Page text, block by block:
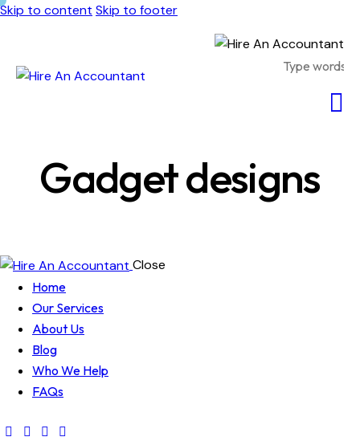
Skip to content Skip to footer
Gadget designs
Close
Home
Our Services
About Us
Blog
Who We Help
FAQs